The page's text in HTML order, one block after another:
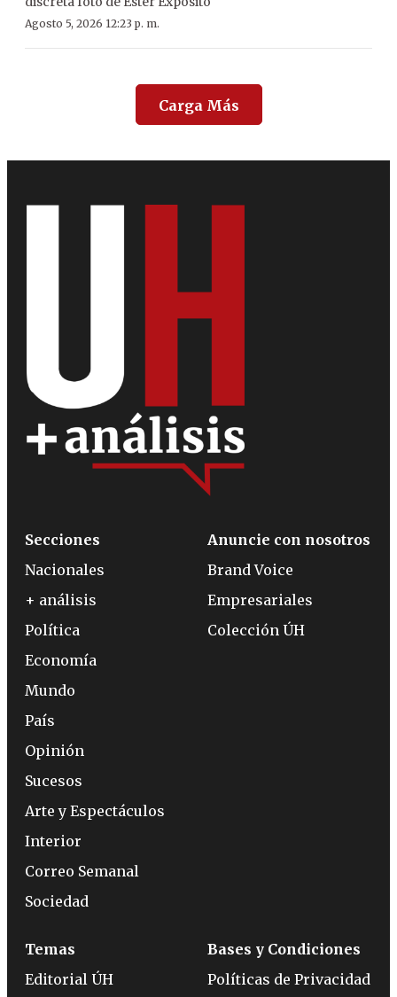
Agosto 5, 2026 12:23 p. m.
Carga Más
Secciones
Nacionales
+ análisis
Política
Economía
Mundo
País
Opinión
Sucesos
Arte y Espectáculos
Interior
Correo Semanal
Sociedad
Anuncie con nosotros
Brand Voice
Empresariales
Colección ÚH
Temas
Editorial ÚH
Bases y Condiciones
Políticas de Privacidad